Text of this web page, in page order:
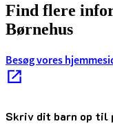
Find flere
Børnehus
Besøg vores
Skriv dit barn op til